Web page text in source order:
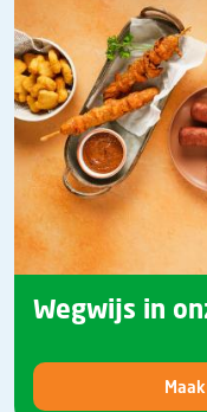
Wegwijs in